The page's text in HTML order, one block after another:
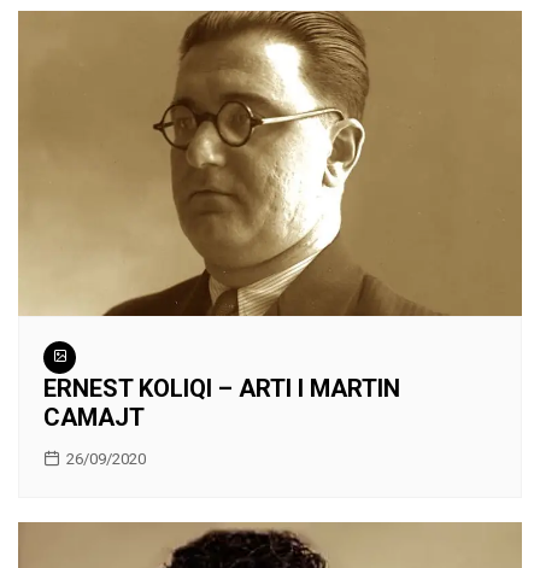
ERNEST KOLIQI – ARTI I MARTIN
CAMAJT
26/09/2020